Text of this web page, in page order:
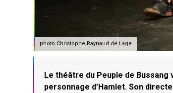
photo Christophe Raynaud de Lage
Le théâtre du Peuple de
personnage d’Hamlet. Son